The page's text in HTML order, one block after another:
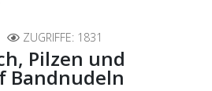
ZUGRIFFE: 1831
Pilzen und
Bandnudeln